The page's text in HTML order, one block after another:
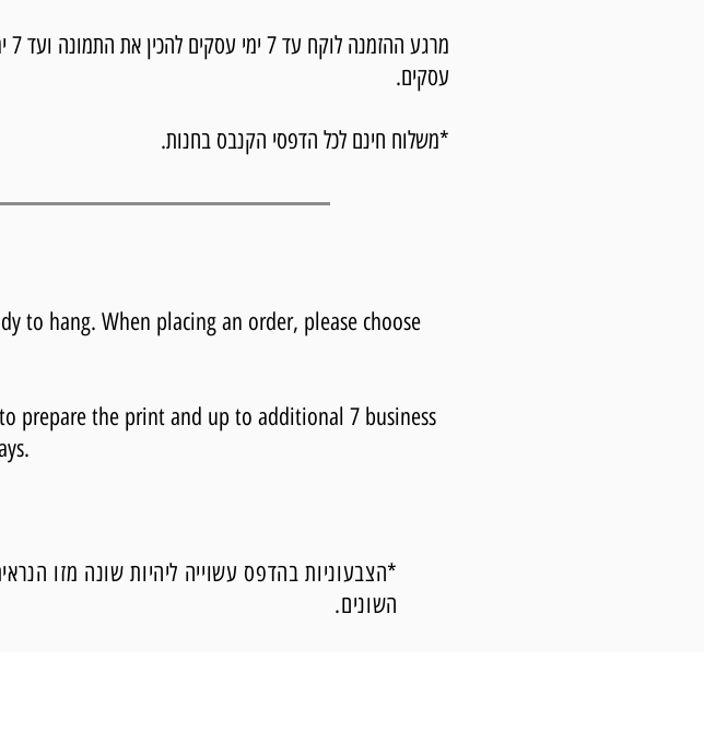
עסקים.
*משלוח חינם לכל הדפסי הקנבס בחנות.
to hang. When placing an order, please choose
prepare the print and up to additional 7 business
*הצבעוניות בהדפס עשוייה ליהיות שונה מזו
השונים.